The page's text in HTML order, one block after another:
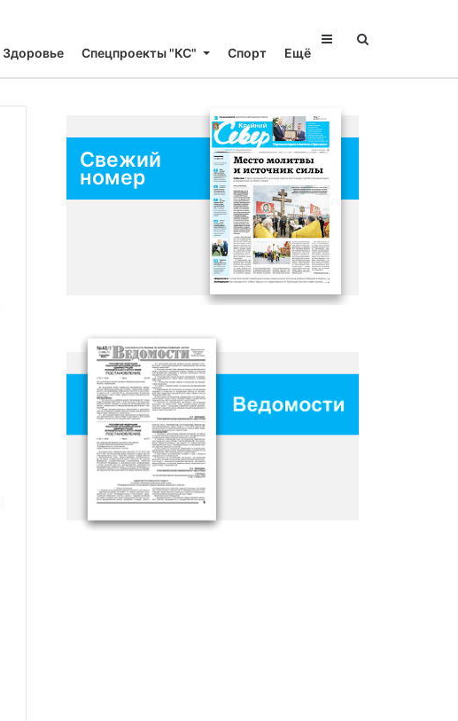
Здоровье Спецпроекты "КС" Спорт Ещё
Свежий
номер